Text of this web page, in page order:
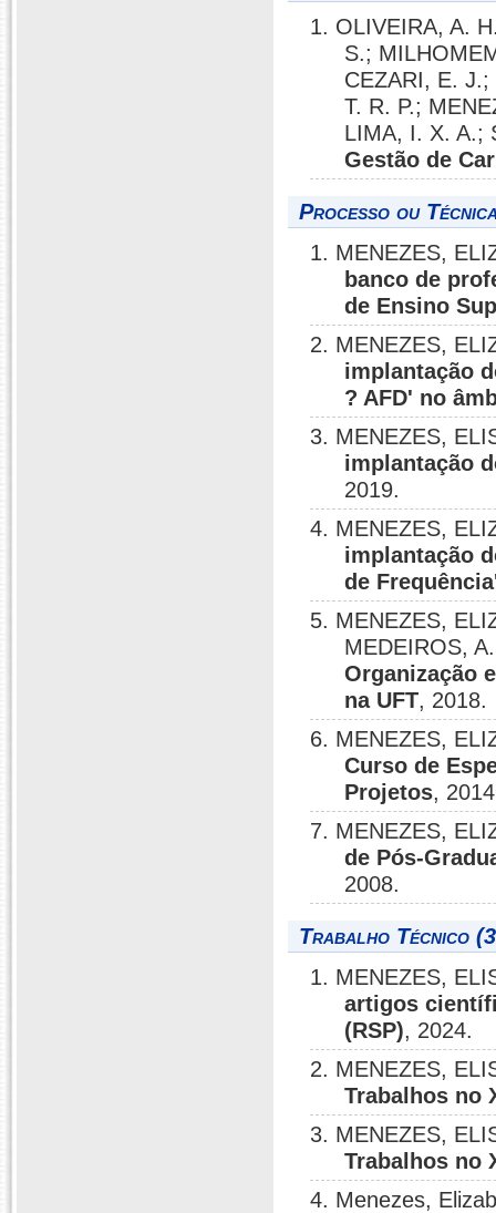
1. OLIVEIRA, A.
S.;
CEZARI, E.
T. R. P.;
LIMA, I. X. A.;
Gestão de
Processo ou
1. MENEZES,
banco de
de Ensino
2. MENEZES,
implantação
? AFD' no
3. MENEZES,
implantação
2019.
4. MENEZES,
implantação
de
5. MENEZES,
MEDEIROS,
Organização
na UFT, 2018.
6. MENEZES,
Curso de
Projetos,
7. MENEZES,
de Pós-
2008.
Trabalho Técnico
1. MENEZES,
artigos
(RSP), 2024.
2. MENEZES,
Trabalhos no
3. MENEZES,
Trabalhos no
4. Menezes,